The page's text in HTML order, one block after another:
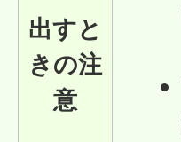
出すと
きの注
意